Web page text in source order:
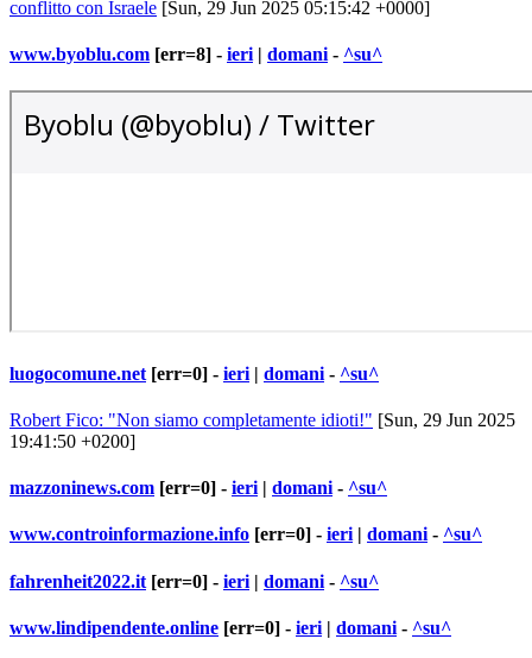
conflitto con Israele [Sun, 29 Jun 2025 05:15:42 +0000]
www.byoblu.com [err=8] - ieri | domani - ^su^
luogocomune.net [err=0] - ieri | domani - ^su^
Robert Fico: "Non siamo completamente idioti!" [Sun, 29 Jun 2025
19:41:50 +0200]
mazzoninews.com [err=0] - ieri | domani - ^su^
www.controinformazione.info [err=0] - ieri | domani - ^su^
fahrenheit2022.it [err=0] - ieri | domani - ^su^
www.lindipendente.online [err=0] - ieri | domani - ^su^